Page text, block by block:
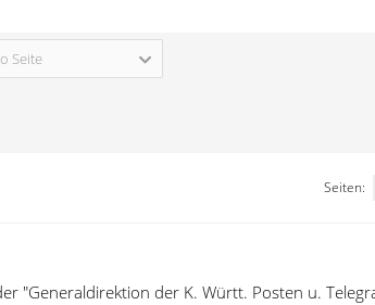
Seite
Seiten:
"Generaldirektion der K. Württ. Posten u.